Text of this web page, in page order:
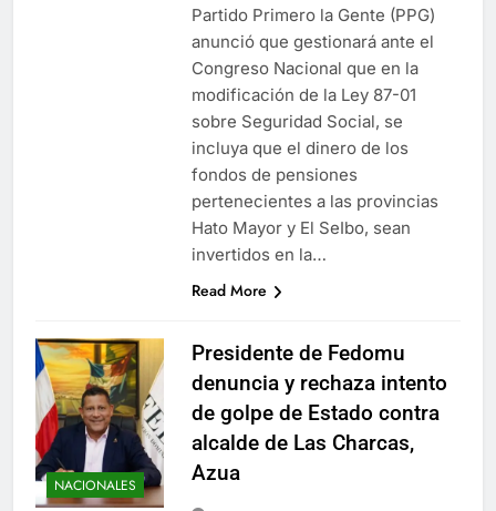
Partido Primero la Gente (PPG)
anunció que gestionará ante el
Congreso Nacional que en la
modificación de la Ley 87-01
sobre Seguridad Social, se
incluya que el dinero de los
fondos de pensiones
pertenecientes a las provincias
Hato Mayor y El SeIbo, sean
invertidos en la…
Read More
NACIONALES
Presidente de Fedomu
denuncia y rechaza intento
de golpe de Estado contra
alcalde de Las Charcas,
Azua